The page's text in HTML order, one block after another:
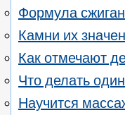
Формула
Камни их
Как отмечают
Что делать
Научится